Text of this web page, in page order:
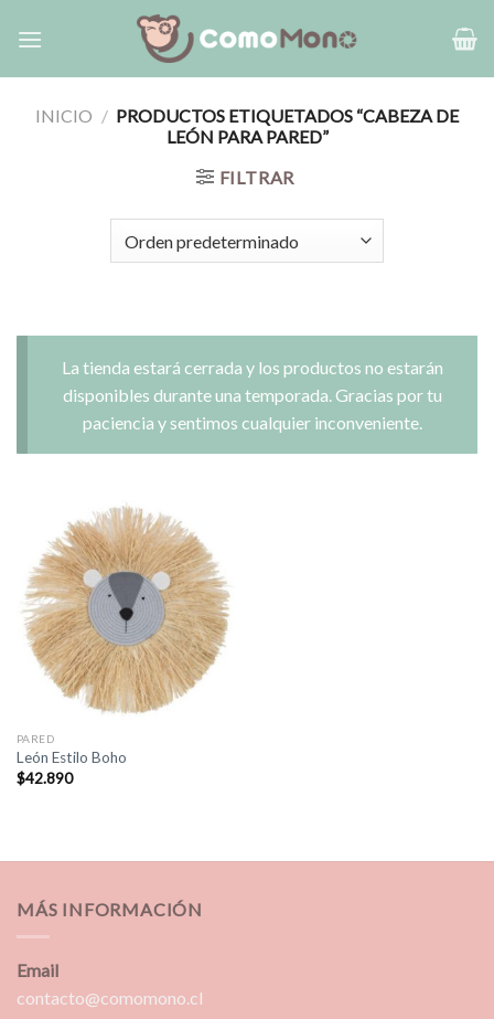
INICIO / PRODUCTOS ETIQUETADOS “CABEZA DE
LEÓN PARA PARED”
FILTRAR
La tienda estará cerrada y los productos no estarán
disponibles durante una temporada. Gracias por tu
paciencia y sentimos cualquier inconveniente.
PARED
León Estilo Boho
$42.890
MÁS INFORMACIÓN
Email
contacto@comomono.cl